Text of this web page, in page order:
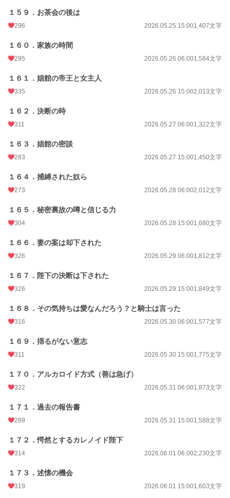
１５９．お茶会の後は
296 2026.05.25 15:001,407文字
１６０．家族の時間
295 2026.05.26 06:001,584文字
１６１．娼館の帝王と女主人
335 2026.05.26 15:002,013文字
１６２．決断の時
311 2026.05.27 06:001,322文字
１６３．娼館の密談
283 2026.05.27 15:001,450文字
１６４．捕縛された奴ら
273 2026.05.28 06:002,012文字
１６５．秘密裏故の噂と信じる力
304 2026.05.28 15:001,680文字
１６６．妻の案は却下された
326 2026.05.29 06:001,812文字
１６７．陛下の決断は下された
326 2026.05.29 15:001,849文字
１６８．その気持ちは愛なんだろう？と騎士は言った
316 2026.05.30 06:001,577文字
１６９．揺るがない意志
311 2026.05.30 15:001,775文字
１７０．アルカロイド方式（善は急げ）
322 2026.05.31 06:001,873文字
１７１．過去の報告書
289 2026.05.31 15:001,588文字
１７２．愕然とするカレノイド陛下
314 2026.06.01 06:002,230文字
１７３．述懐の機会
319 2026.06.01 15:001,603文字